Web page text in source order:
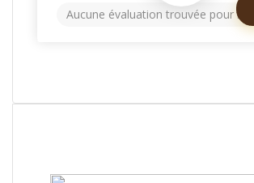
Aucune évaluation trouvée pour le